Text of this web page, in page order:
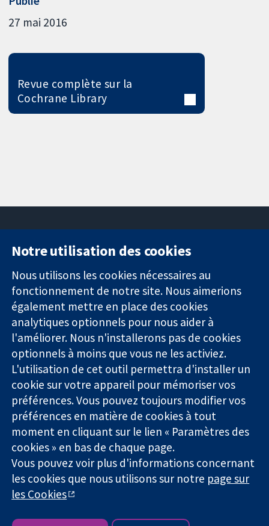
27 mai 2016
Revue complète sur la
Cochrane Library
Des données
probantes.
Des décisions
éclairées.
Une meilleure
santé.
11-13 Cavendish
Square
Londres
W1G0AN
Royaume-Uni
nous
Actualités
Service de
presse
Qui sommes-
nous
Offres
d'emploi
Library
La Collaboration Cochrane est une association caritative (n°
1045921) et une société à responsabilité limitée par garantie (n°
03044323) enregistrée en Angleterre et au Pays de Galles. Numéro
de TVA : GB 718 2127 49.
Copyright © 2026 The Cochrane Collaboration
Conditions Générales|Mentions légales|Politique de
Notre utilisation des cookies
Nous utilisons les cookies nécessaires au
fonctionnement de notre site. Nous aimerions
également mettre en place des cookies
analytiques optionnels pour nous aider à
l'améliorer. Nous n'installerons pas de cookies
optionnels à moins que vous ne les activiez.
L'utilisation de cet outil permettra d'installer un
cookie sur votre appareil pour mémoriser vos
préférences. Vous pouvez toujours modifier vos
préférences en matière de cookies à tout
moment en cliquant sur le lien « Paramètres des
cookies » en bas de chaque page.
Vous pouvez voir plus d'informations concernant
les cookies que nous utilisons sur notre page sur
les Cookies